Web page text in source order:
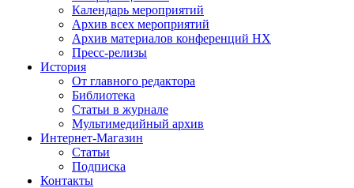
Календарь мероприятий
Архив всех мероприятий
Архив материалов конференций НХ
Пресс-релизы
История
От главного редактора
Библиотека
Статьи в журнале
Мультимедийный архив
Интернет-Магазин
Статьи
Подписка
Контакты